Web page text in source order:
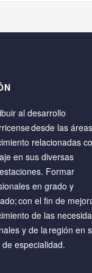
al desarrollo
desde las
relacionadas
en sus diversas
Formar
en grado y
con el fin de
de las
y de la región en
especialidad.